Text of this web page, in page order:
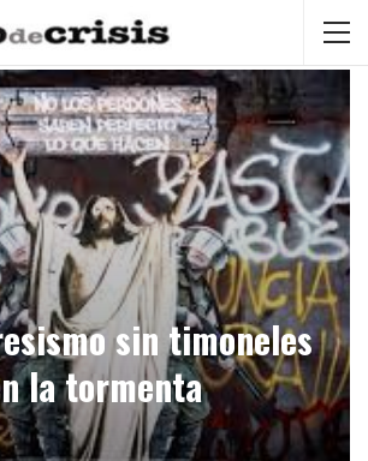
sin timoneles
la tormenta